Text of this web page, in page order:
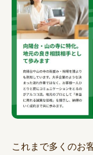
これまで多くのお